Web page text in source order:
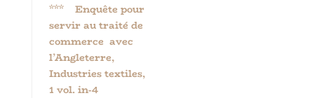
*** Enquête pour
servir au traité de
commerce avec
l’Angleterre,
Industries textiles,
1 vol. in-4